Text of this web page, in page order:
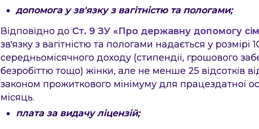
допомога у зв'язку з вагітністю та пологами;
Відповідно до Ст. 9 ЗУ «Про державну допомогу
зв'язку з вагітністю та пологами надається у розмірі
середньомісячного доходу (стипендії, грошового
безробіттю тощо) жінки, але не менше 25 відсотків
законом прожиткового мінімуму для працездатної
місяць.
плата за видачу ліцензій;